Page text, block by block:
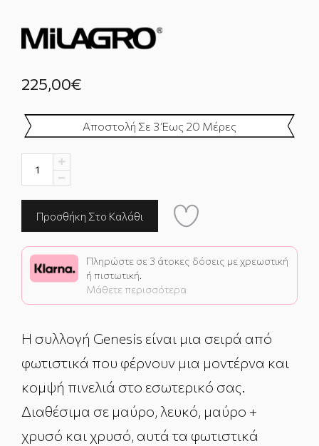
225,00€
Αποστολή Σε 3 Έως 20 Μέρες
Πληρώστε σε 3 άτοκες δόσεις με χρεωστική
ή πιστωτική.
Μάθετε περισσότερα
Η συλλογή Genesis είναι μια σειρά από
φωτιστικά που φέρνουν μια μοντέρνα και
κομψή πινελιά στο εσωτερικό σας.
Διαθέσιμα σε μαύρο, λευκό, μαύρο +
χρυσό και χρυσό, αυτά τα φωτιστικά